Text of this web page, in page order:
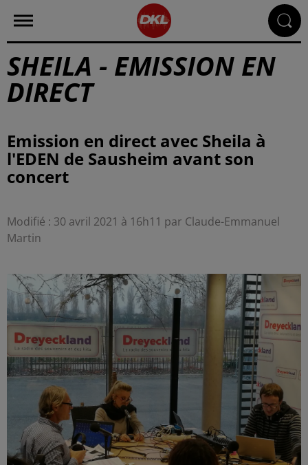
SHEILA - EMISSION EN
DIRECT
Emission en direct avec Sheila à
l'EDEN de Sausheim avant son
concert
Modifié : 30 avril 2021 à 16h11 par Claude-Emmanuel
Martin